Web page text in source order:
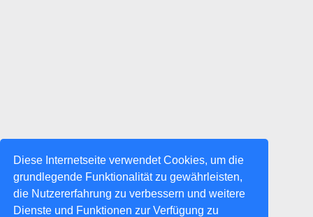
Diese Internetseite verwendet Cookies, um die
grundlegende Funktionalität zu gewährleisten,
die Nutzererfahrung zu verbessern und weitere
Dienste und Funktionen zur Verfügung zu